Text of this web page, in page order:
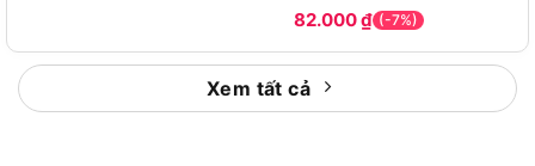
82.000₫ (-7%)
Xem tất cả